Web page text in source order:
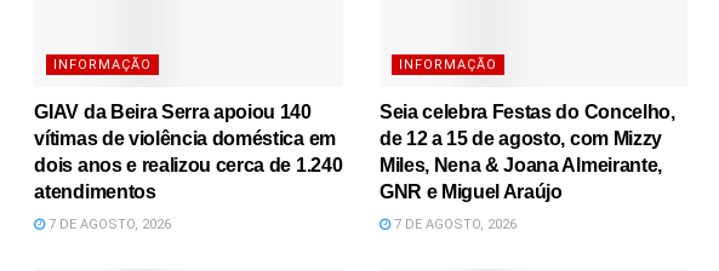
INFORMAÇÃO
GIAV da Beira Serra apoiou 140
vítimas de violência doméstica em
dois anos e realizou cerca de 1.240
atendimentos
7 DE AGOSTO, 2026
INFORMAÇÃO
Seia celebra Festas do Concelho,
de 12 a 15 de agosto, com Mizzy
Miles, Nena & Joana Almeirante,
GNR e Miguel Araújo
7 DE AGOSTO, 2026